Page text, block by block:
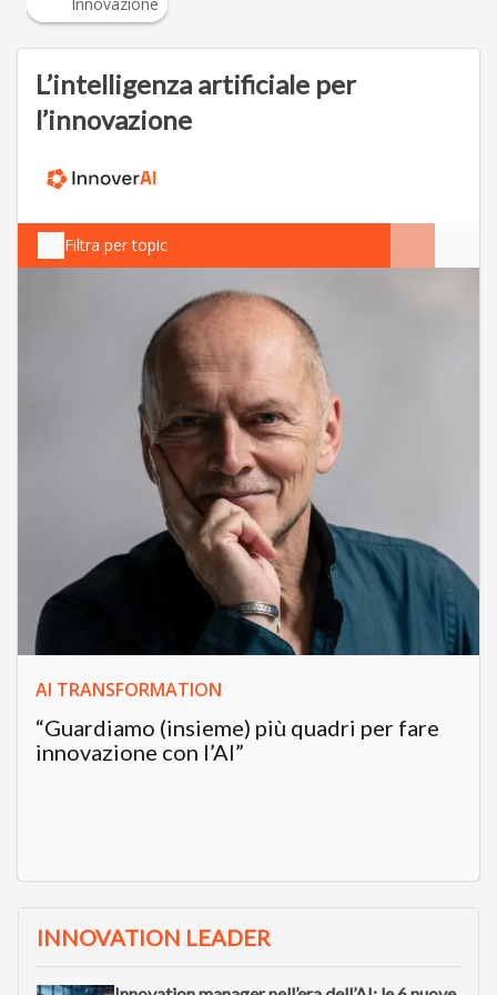
L’intelligenza artificiale per
l’innovazione
Filtra per topic
AI TRANSFORMATION
“Guardiamo (insieme) più quadri per fare
innovazione con l’AI”
INNOVATION LEADER